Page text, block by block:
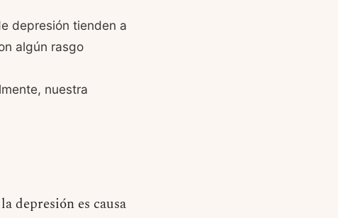
depresión tienden a
algún rasgo
nuestra
depresión es causa